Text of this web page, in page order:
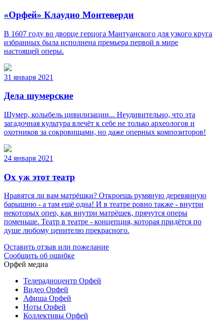
«Орфей» Клаудио Монтеверди
В 1607 году во дворце герцога Мантуанского для узкого круга
избранных была исполнена премьера первой в мире
настоящей оперы.
31 января 2021
Дела шумерские
Шумер, колыбель цивилизации... Неудивительно, что эта
загадочная культура влечёт к себе не только археологов и
охотников за сокровищами, но даже оперных композиторов!
24 января 2021
Ох уж этот театр
Нравятся ли вам матрёшки? Откроешь румяную деревянную
барышню - а там ещё одна! И в театре ровно также - внутри
некоторых опер, как внутри матрёшек, прячутся оперы
поменьше. Театр в театре - концепция, которая придётся по
душе любому ценителю прекрасного.
Оставить отзыв или пожелание
Сообщить об ошибке
Орфей медиа
Телерадиоцентр Орфей
Видео Орфей
Афиша Орфей
Ноты Орфей
Коллективы Орфей